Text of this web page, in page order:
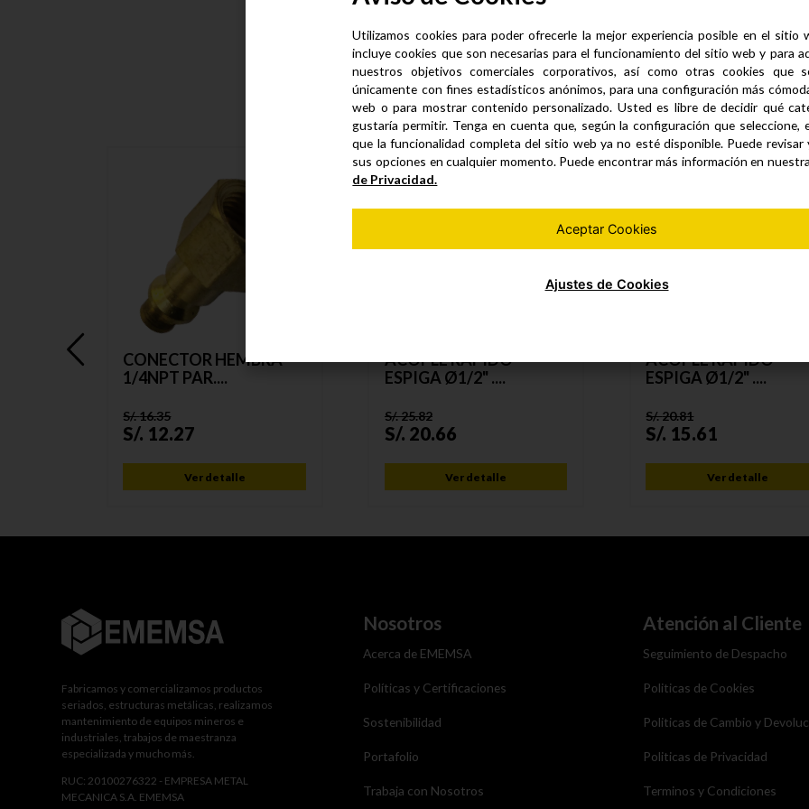
Productos similares
CONECTOR HEMBRA
1/4NPT PAR....
S/.16.35
S/. 12.27
Ver detalle
ACOPLE RAPIDO
ESPIGA Ø1/2" ....
S/.25.82
S/. 20.66
Ver detalle
ACOPLE RAPIDO
ESPIGA Ø1/2" ....
S/.20.81
S/. 15.61
Ver detalle
Fabricamos y comercializamos productos
seriados, estructuras metálicas, realizamos
mantenimiento de equipos mineros e
industriales, trabajos de maestranza
especializada y mucho más.
RUC: 20100276322 - EMPRESA METAL
MECANICA S.A. EMEMSA
Nosotros
Acerca de EMEMSA
Políticas y Certificaciones
Sostenibilidad
Portafolio
Trabaja con Nosotros
Atención al Cliente
Seguimiento de Despacho
Politicas de Cookies
Politicas de Cambio y
Politicas de Privacidad
Terminos y Condiciones
Utilizamos cookies para poder ofrecerle la mejor experiencia posible en el sitio
incluye cookies que son necesarias para el funcionamiento del sitio web y para
nuestros objetivos comerciales corporativos, así como otras cookies que
únicamente con fines estadísticos anónimos, para una configuración más
web o para mostrar contenido personalizado. Usted es libre de decidir qué
gustaría permitir. Tenga en cuenta que, según la configuración que seleccione,
que la funcionalidad completa del sitio web ya no esté disponible. Puede revisar
sus opciones en cualquier momento. Puede encontrar más información en nuestra
de Privacidad.
Aceptar Cookies
Ajustes de Cookies